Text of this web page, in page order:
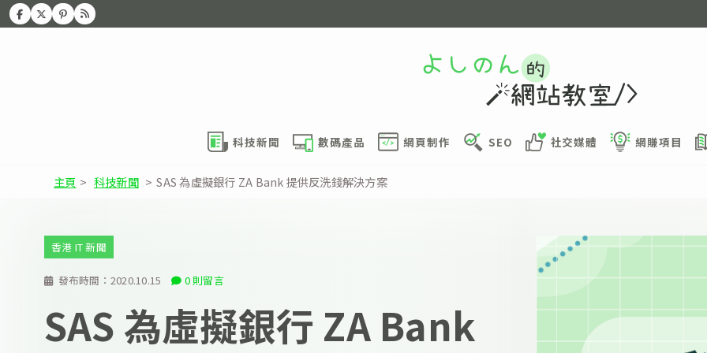
科技新聞 數碼產品 網頁制作 SEO 社交媒體 網賺項目
主頁 > 科技新聞 > SAS 為虛擬銀行 ZA Bank 提供反洗錢解決方案
發布時間： 2020.10.15 0 則留言
香港 IT 新聞
SAS 為虛擬銀行 ZA Bank